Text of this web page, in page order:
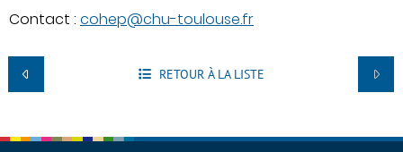
Contact : cohep@chu-toulouse.fr
RETOUR À LA LISTE